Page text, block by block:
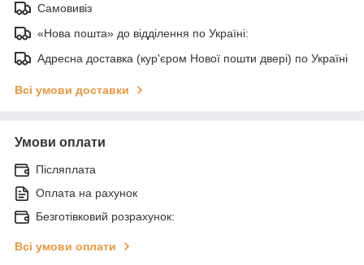
Самовивіз
«Нова пошта» до відділення по Україні:
Адресна доставка (кур'єром Нової пошти двері) по Україні
Всі умови доставки
Умови оплати
Післяплата
Оплата на рахунок
Безготівковий розрахунок:
Всі умови оплати